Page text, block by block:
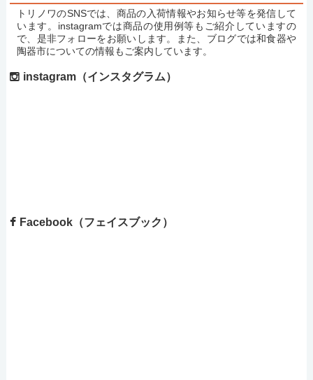
トリノワのSNSでは、商品の入荷情報やお知らせ等を発信して
います。instagramでは商品の使用例等もご紹介していますの
で、是非フォローをお願いします。また、ブログでは和食器や
陶器市についての情報もご案内しています。
instagram（インスタグラム）
Facebook（フェイスブック）